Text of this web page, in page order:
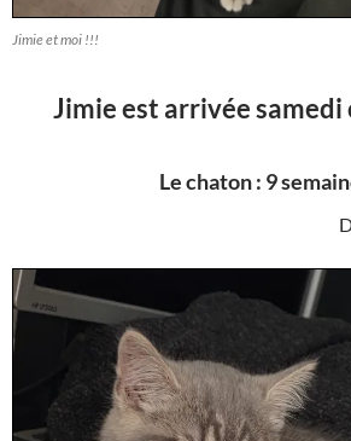
Jimie et moi !!!
Jimie est arrivée samedi
Le chaton : 9